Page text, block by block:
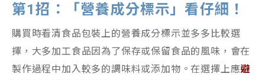
第1招 ： 「營養成分標示」看仔細 ！
購買時看清食品包裝上的營養成分標示並多多比較選
擇，大多加工食品因為了保存或保留食品的風味，會在
製作過程中加入較多的調味料或添加物。在選擇上應避